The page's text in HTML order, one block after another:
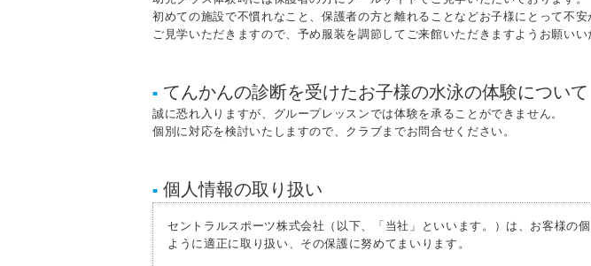
初めての施設で不慣れなこと、保護者の方と離れることなどお子様にとって不
ご見学いただきますので、予め服装を調節してご来館いただきますようお願いい
■ てんかんの診断を受けたお子様の水泳の体験について
誠に恐れ入りますが、グループレッスンでは体験を承ることができません。
個別に対応を検討いたしますので、クラブまでお問合せください。
■ 個人情報の取り扱い
セントラルスポーツ株式会社（以下、「当社」といいます。）は、お客様の
ように適正に取り扱い、その保護に努めてまいります。